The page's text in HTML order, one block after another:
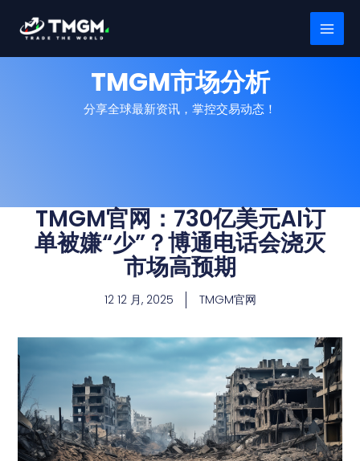
TMGM市场分析
分享全球最新资讯，掌控交易动态！
TMGM官网：730亿美元AI订
单被嫌“少”？博通电话会浇灭
市场高预期
12 12 月, 2025 TMGM官网